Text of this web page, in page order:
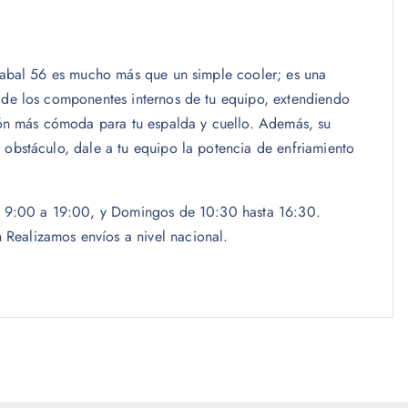
56 es mucho más que un simple cooler; es una
los componentes internos de tu equipo, extendiendo
más cómoda para tu espalda y cuello. Además, su
dale a tu equipo la potencia de enfriamiento
9:00 a 19:00, y Domingos de 10:30 hasta 16:30.
envíos a nivel nacional.